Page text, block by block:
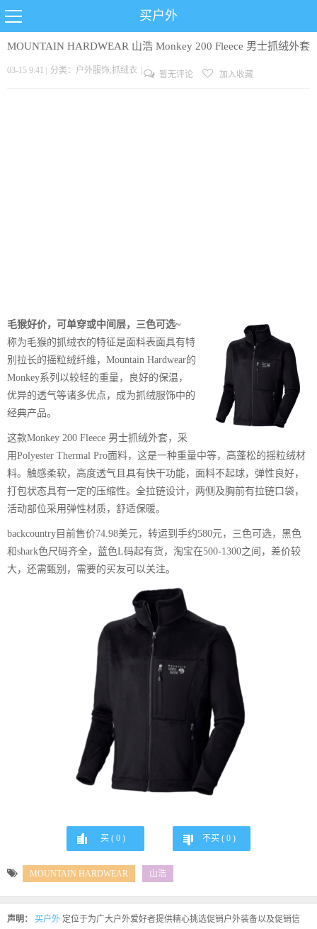
买户外
MOUNTAIN HARDWEAR 山浩 Monkey 200 Fleece 男士抓绒外套
03-15 9:41 分类： 户外服饰,抓绒衣 暂无评论 加入收藏
毛猴好价，可单穿或中间层，三色可选~
称为毛猴的抓绒衣的特征是面料表面具有特
别拉长的摇粒绒纤维，Mountain Hardwear的
Monkey系列以较轻的重量，良好的保温，
优异的透气等诸多优点，成为抓绒服饰中的
经典产品。
这款Monkey 200 Fleece 男士抓绒外套，采
用Polyester Thermal Pro面料，这是一种重量中等，高蓬松的摇粒绒材
料。触感柔软，高度透气且具有快干功能，面料不起球，弹性良好，
打包状态具有一定的压缩性。全拉链设计，两侧及胸前有拉链口袋，
活动部位采用弹性材质，舒适保暖。
backcountry目前售价74.98美元，转运到手约580元，三色可选，黑色
和shark色尺码齐全，蓝色L码起有货，淘宝在500-1300之间，差价较
大，还需甄别，需要的买友可以关注。
买 ( 0) 不买 ( 0)
MOUNTAIN HARDWEAR 山浩
声明： 买户外 定位于为广大户外爱好者提供精心挑选促销户外装备以及促销信